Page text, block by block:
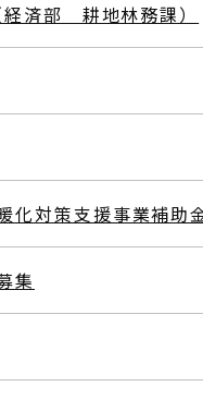
済部 耕地林務課）
化対策支援事業補助
集